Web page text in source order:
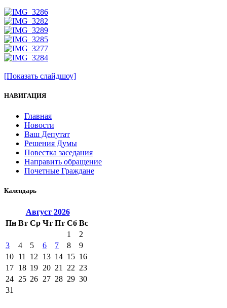
[Показать слайдшоу]
НАВИГАЦИЯ
Главная
Новости
Ваш Депутат
Решения Думы
Повестка заседания
Направить обращение
Почетные Граждане
Календарь
Август 2026
Пн Вт Ср Чт Пт Сб Вс
1
2
3
4 5 6 7 8
9
10 11 12 13 14 15 16
17 18 19 20 21 22 23
24 25 26 27 28 29 30
31